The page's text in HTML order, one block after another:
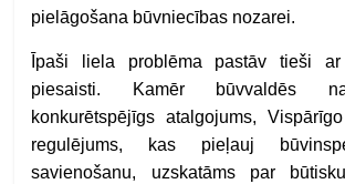
pielāgošana būvniecības nozarei.
Īpaši liela problēma pastāv tieši ar
piesaisti. Kamēr būvvaldēs
konkurētspējīgs atalgojums,
regulējums, kas pieļauj
savienošanu, uzskatāms par